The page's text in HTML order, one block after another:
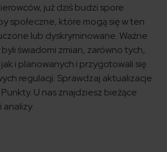
już dziś budzi spore
społeczne, które mogą się w ten
lub dyskryminowane. Ważne
świadomi zmian, zarówno tych,
i planowanych i przygotowali się
regulacji. Sprawdzaj aktualizacje
U nas znajdziesz bieżące